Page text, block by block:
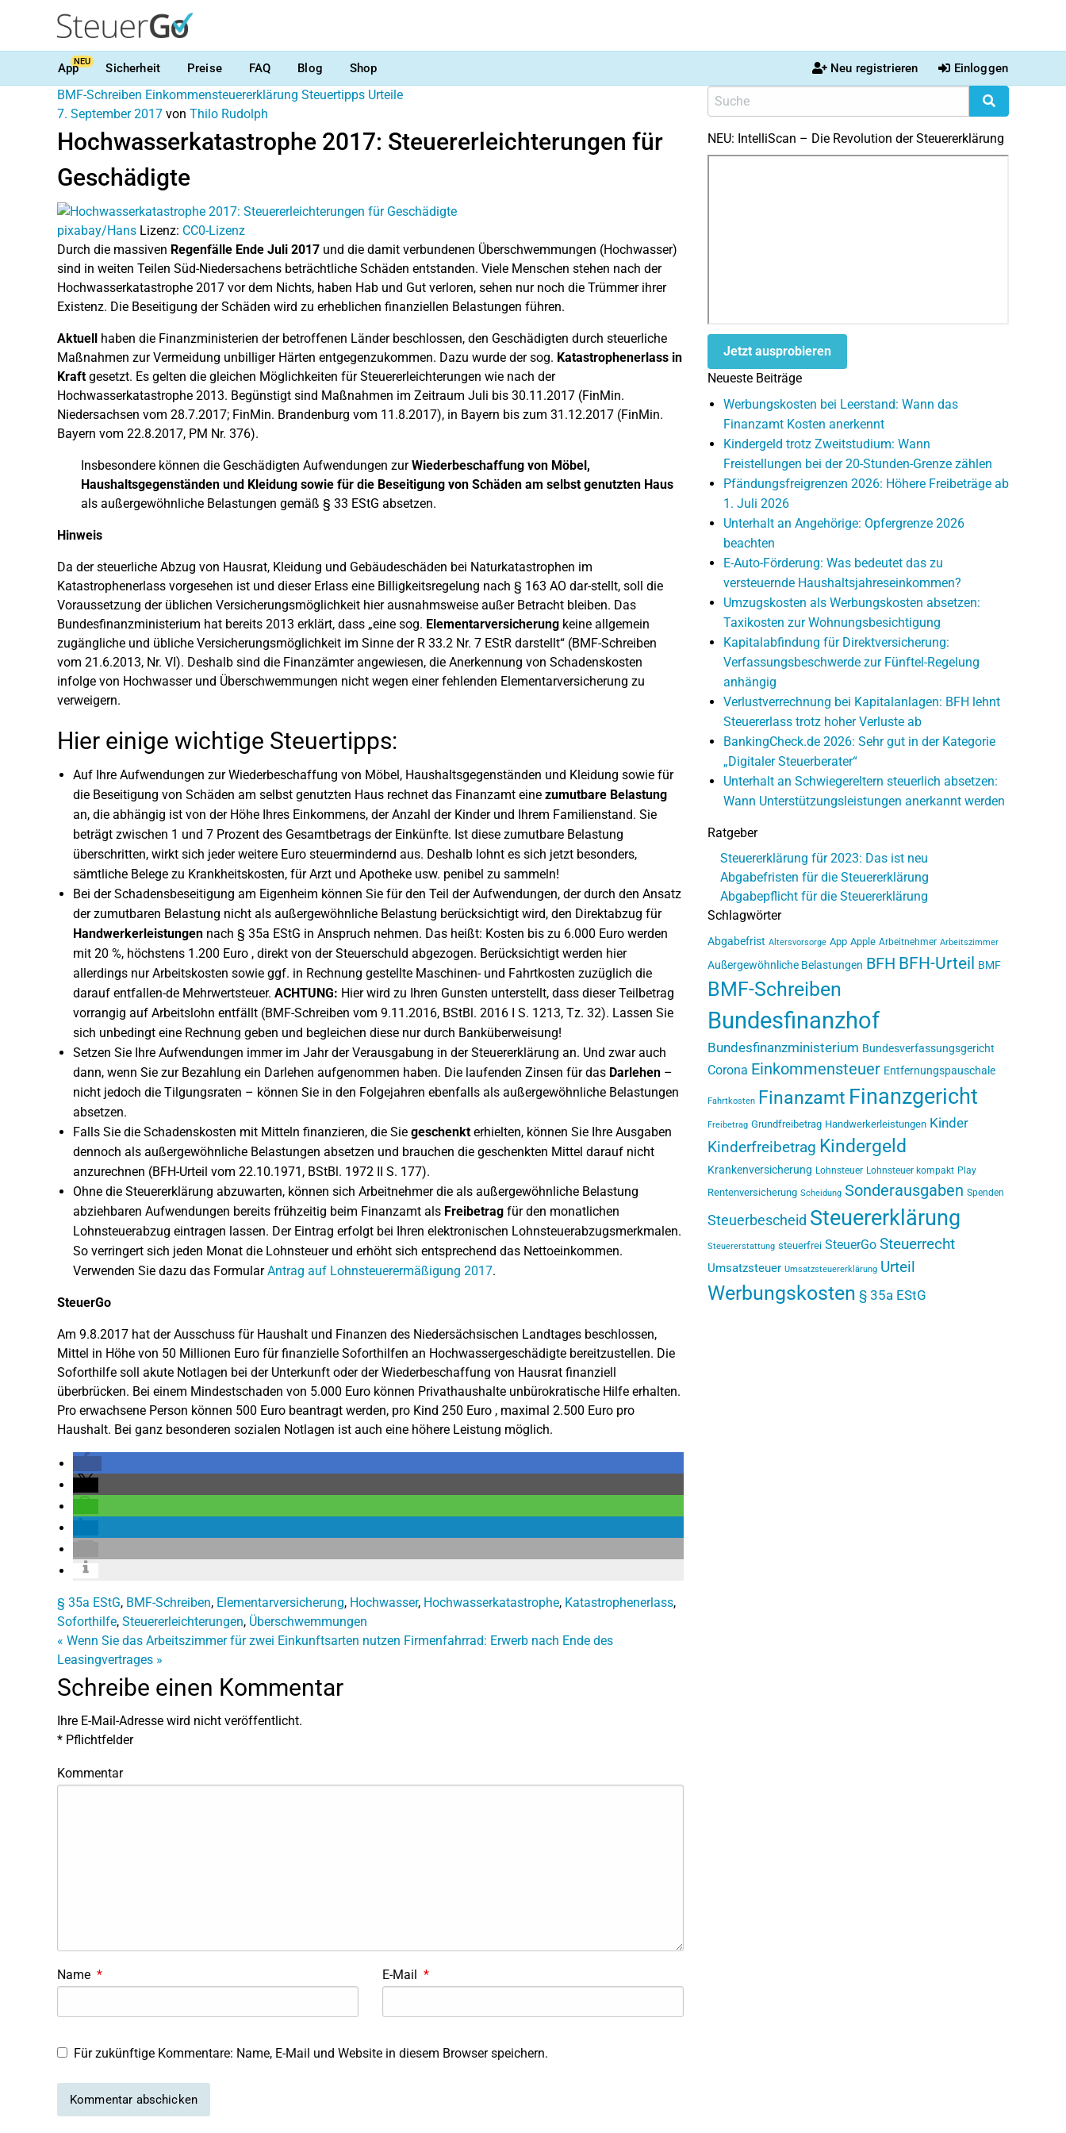
AppNEU Sicherheit Preise FAQ Blog Shop Neu registrieren Einloggen
BMF-Schreiben Einkommensteuererklärung Steuertipps Urteile
7. September 2017 von Thilo Rudolph
Hochwasserkatastrophe 2017: Steuererleichterungen für
Geschädigte
pixabay/Hans Lizenz: CC0-Lizenz
Durch die massiven Regenfälle Ende Juli 2017 und die damit verbundenen Überschwemmungen (Hochwasser)
sind in weiten Teilen Süd-Niedersachens beträchtliche Schäden entstanden. Viele Menschen stehen nach der
Hochwasserkatastrophe 2017 vor dem Nichts, haben Hab und Gut verloren, sehen nur noch die Trümmer ihrer
Existenz. Die Beseitigung der Schäden wird zu erheblichen finanziellen Belastungen führen.
Aktuell haben die Finanzministerien der betroffenen Länder beschlossen, den Geschädigten durch steuerliche
Maßnahmen zur Vermeidung unbilliger Härten entgegenzukommen. Dazu wurde der sog. Katastrophenerlass in
Kraftgesetzt. Es gelten die gleichen Möglichkeiten für Steuererleichterungen wie nach der
Hochwasserkatastrophe 2013. Begünstigt sind Maßnahmen im Zeitraum Juli bis 30.11.2017 (FinMin.
Niedersachsen vom 28.7.2017; FinMin. Brandenburg vom 11.8.2017), in Bayern bis zum 31.12.2017 (FinMin.
Bayern vom 22.8.2017, PM Nr. 376).
Insbesondere können die Geschädigten Aufwendungen zurWiederbeschaffung von Möbel,
Haushaltsgegenständen und Kleidung sowie für die Beseitigung von Schäden am selbst genutzten Haus
als außergewöhnliche Belastungen gemäß § 33 EStG absetzen.
Hinweis
Da der steuerliche Abzug von Hausrat, Kleidung und Gebäudeschäden bei Naturkatastrophen im
Katastrophenerlass vorgesehen ist und dieser Erlass eine Billigkeitsregelung nach § 163 AO dar-stellt, soll die
Voraussetzung der üblichen Versicherungsmöglichkeit hier ausnahmsweise außer Betracht bleiben. Das
Bundesfinanzministerium hat bereits 2013 erklärt, dass „eine sog. Elementarversicherung keine allgemein
zugängliche und übliche Versicherungsmöglichkeit im Sinne der R 33.2 Nr. 7 EStR darstellt“ (BMF-Schreiben
vom 21.6.2013, Nr. VI). Deshalb sind die Finanzämter angewiesen, die Anerkennung von Schadenskosten
infolge von Hochwasser und Überschwemmungen nicht wegen einer fehlenden Elementarversicherung zu
verweigern.
Hier einige wichtige Steuertipps:
Auf Ihre Aufwendungen zur Wiederbeschaffung von Möbel, Haushaltsgegenständen und Kleidung sowie für
die Beseitigung von Schäden am selbst genutzten Haus rechnet das Finanzamt eine zumutbare Belastung
an, die abhängig ist von der Höhe Ihres Einkommens, der Anzahl der Kinder und Ihrem Familienstand. Sie
beträgt zwischen 1 und 7 Prozent des Gesamtbetrags der Einkünfte. Ist diese zumutbare Belastung
überschritten, wirkt sich jeder weitere Euro steuermindernd aus. Deshalb lohnt es sich jetzt besonders,
sämtliche Belege zu Krankheitskosten, für Arzt und Apotheke usw. penibel zu sammeln!
Bei der Schadensbeseitigung am Eigenheim können Sie für den Teil der Aufwendungen, der durch den Ansatz
der zumutbaren Belastung nicht als außergewöhnliche Belastung berücksichtigt wird, den Direktabzug für
Handwerkerleistungen nach § 35a EStG in Anspruch nehmen. Das heißt: Kosten bis zu 6.000 Euro werden
mit 20 %, höchstens 1.200 Euro , direkt von der Steuerschuld abgezogen. Berücksichtigt werden hier
allerdings nur Arbeitskosten sowie ggf. in Rechnung gestellte Maschinen- und Fahrtkosten zuzüglich die
darauf entfallen-de Mehrwertsteuer. ACHTUNG: Hier wird zu Ihren Gunsten unterstellt, dass dieser Teilbetrag
vorrangig auf Arbeitslohn entfällt (BMF-Schreiben vom 9.11.2016, BStBl. 2016 I S. 1213, Tz. 32). Lassen Sie
sich unbedingt eine Rechnung geben und begleichen diese nur durch Banküberweisung!
Setzen Sie Ihre Aufwendungen immer im Jahr der Verausgabung in der Steuererklärung an. Und zwar auch
dann, wenn Sie zur Bezahlung ein Darlehen aufgenommen haben. Die laufenden Zinsen für das Darlehen –
nicht jedoch die Tilgungsraten – können Sie in den Folgejahren ebenfalls als außergewöhnliche Belastungen
absetzen.
Falls Sie die Schadenskosten mit Mitteln finanzieren, die Sie geschenkterhielten, können Sie Ihre Ausgaben
dennoch als außergewöhnliche Belastungen absetzen und brauchen die geschenkten Mittel darauf nicht
anzurechnen (BFH-Urteil vom 22.10.1971, BStBl. 1972 II S. 177).
Ohne die Steuererklärung abzuwarten, können sich Arbeitnehmer die als außergewöhnliche Belastung
abziehbaren Aufwendungen bereits frühzeitig beim Finanzamt als Freibetrag für den monatlichen
Lohnsteuerabzug eintragen lassen. Der Eintrag erfolgt bei Ihren elektronischen Lohnsteuerabzugsmerkmalen.
So verringert sich jeden Monat die Lohnsteuer und erhöht sich entsprechend das Nettoeinkommen.
Verwenden Sie dazu das FormularAntrag auf Lohnsteuerermäßigung 2017.
SteuerGo
Am 9.8.2017 hat der Ausschuss für Haushalt und Finanzen des Niedersächsischen Landtages beschlossen,
Mittel in Höhe von 50 Millionen Euro für finanzielle Soforthilfen an Hochwassergeschädigte bereitzustellen. Die
Soforthilfe soll akute Notlagen bei der Unterkunft oder der Wiederbeschaffung von Hausrat finanziell
überbrücken. Bei einem Mindestschaden von 5.000 Euro können Privathaushalte unbürokratische Hilfe erhalten.
Pro erwachsene Person können 500 Euro beantragt werden, pro Kind 250 Euro , maximal 2.500 Euro pro
Haushalt. Bei ganz besonderen sozialen Notlagen ist auch eine höhere Leistung möglich.
§ 35a EStG, BMF-Schreiben, Elementarversicherung, Hochwasser, Hochwasserkatastrophe, Katastrophenerlass,
Soforthilfe, Steuererleichterungen, Überschwemmungen
« Wenn Sie das Arbeitszimmer für zwei Einkunftsarten nutzen Firmenfahrrad: Erwerb nach Ende des
Leasingvertrages »
Schreibe einen Kommentar
Ihre E-Mail-Adresse wird nicht veröffentlicht.
* Pflichtfelder
Kommentar
Name * E-Mail *
Für zukünftige Kommentare: Name, E-Mail und Website in diesem Browser speichern.
NEU: IntelliScan – Die Revolution der Steuererklärung
Jetzt ausprobieren
Neueste Beiträge
Werbungskosten bei Leerstand: Wann das
Finanzamt Kosten anerkennt
Kindergeld trotz Zweitstudium: Wann
Freistellungen bei der 20-Stunden-Grenze zählen
Pfändungsfreigrenzen 2026: Höhere Freibeträge ab
1. Juli 2026
Unterhalt an Angehörige: Opfergrenze 2026
beachten
E-Auto-Förderung: Was bedeutet das zu
versteuernde Haushaltsjahreseinkommen?
Umzugskosten als Werbungskosten absetzen:
Taxikosten zur Wohnungsbesichtigung
Kapitalabfindung für Direktversicherung:
Verfassungsbeschwerde zur Fünftel-Regelung
anhängig
Verlustverrechnung bei Kapitalanlagen: BFH lehnt
Steuererlass trotz hoher Verluste ab
BankingCheck.de 2026: Sehr gut in der Kategorie
„Digitaler Steuerberater“
Unterhalt an Schwiegereltern steuerlich absetzen:
Wann Unterstützungsleistungen anerkannt werden
Ratgeber
Steuererklärung für 2023: Das ist neu
Abgabefristen für die Steuererklärung
Abgabepflicht für die Steuererklärung
Schlagwörter
Abgabefrist Altersvorsorge App Apple Arbeitnehmer Arbeitszimmer
Außergewöhnliche Belastungen BFH BFH-Urteil BMF
BMF-Schreiben
Bundesfinanzhof
Bundesfinanzministerium Bundesverfassungsgericht
Corona Einkommensteuer Entfernungspauschale
Fahrtkosten Finanzamt Finanzgericht
Freibetrag Grundfreibetrag Handwerkerleistungen Kinder
Kinderfreibetrag Kindergeld
Krankenversicherung Lohnsteuer Lohnsteuer kompakt Play
Rentenversicherung Scheidung Sonderausgaben Spenden
Steuerbescheid Steuererklärung
Steuererstattung steuerfrei SteuerGo Steuerrecht
Umsatzsteuer Umsatzsteuererklärung Urteil
Werbungskosten § 35a EStG